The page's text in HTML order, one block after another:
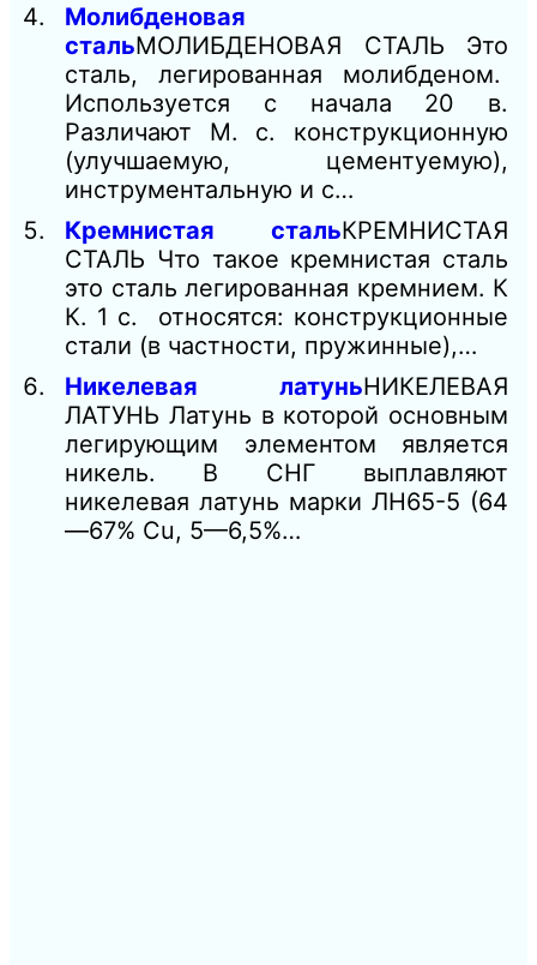
Молибденовая
стальМОЛИБДЕНОВАЯ СТАЛЬ Это
сталь, легированная молибденом.
Используется с начала 20 в.
Различают М. с. конструкционную
(улучшаемую, цементуемую),
инструментальную и с…
Кремнистая стальКРЕМНИСТАЯ
СТАЛЬ Что такое кремнистая сталь
это сталь легированная кремнием. К
К. 1 с. относятся: конструкционные
стали (в частности, пружинные),…
Никелевая латуньНИКЕЛЕВАЯ
ЛАТУНЬ Латунь в которой основным
легирующим элементом является
никель. В СНГ выплавляют
никелевая латунь марки ЛН65-5 (64
—67% Сu, 5—6,5%…